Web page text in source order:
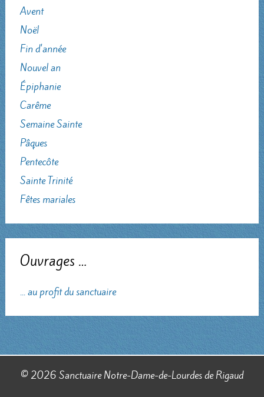
Avent
Noël
Fin d'année
Nouvel an
Épiphanie
Carême
Semaine Sainte
Pâques
Pentecôte
Sainte Trinité
Fêtes mariales
Ouvrages …
... au profit du sanctuaire
© 2026 Sanctuaire Notre-Dame-de-Lourdes de Rigaud